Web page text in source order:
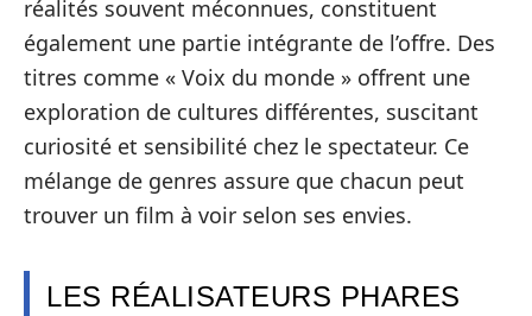
réalités souvent méconnues, constituent
également une partie intégrante de l’offre. Des
titres comme « Voix du monde » offrent une
exploration de cultures différentes, suscitant
curiosité et sensibilité chez le spectateur. Ce
mélange de genres assure que chacun peut
trouver un film à voir selon ses envies.
LES RÉALISATEURS PHARES